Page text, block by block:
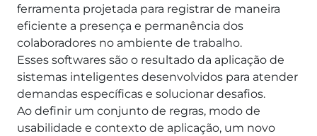
ferramenta projetada para registrar de maneira
eficiente a presença e permanência dos
colaboradores no ambiente de trabalho.
Esses softwares são o resultado da aplicação de
sistemas inteligentes desenvolvidos para atender
demandas específicas e solucionar desafios.
Ao definir um conjunto de regras, modo de
usabilidade e contexto de aplicação, um novo